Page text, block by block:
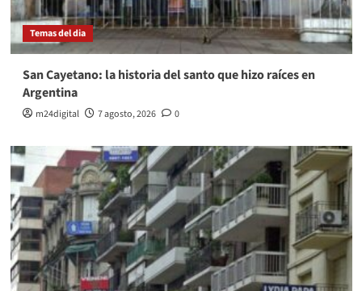
Temas del dia
San Cayetano: la historia del santo que hizo raíces en
Argentina
m24digital 7 agosto, 2026 0